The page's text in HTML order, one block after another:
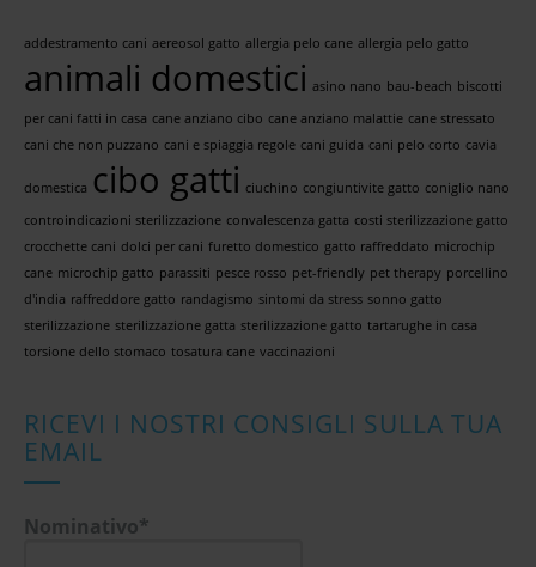
addestramento cani aereosol gatto allergia pelo cane allergia pelo gatto
animali domestici asino nano bau-beach biscotti
per cani fatti in casa cane anziano cibo cane anziano malattie cane stressato
cani che non puzzano cani e spiaggia regole cani guida cani pelo corto cavia
domestica cibo gatti ciuchino congiuntivite gatto coniglio nano
controindicazioni sterilizzazione convalescenza gatta costi sterilizzazione gatto
crocchette cani dolci per cani furetto domestico gatto raffreddato microchip
cane microchip gatto parassiti pesce rosso pet-friendly pet therapy porcellino
d'india raffreddore gatto randagismo sintomi da stress sonno gatto
sterilizzazione sterilizzazione gatta sterilizzazione gatto tartarughe in casa
torsione dello stomaco tosatura cane vaccinazioni
RICEVI I NOSTRI CONSIGLI SULLA TUA
EMAIL
Nominativo*